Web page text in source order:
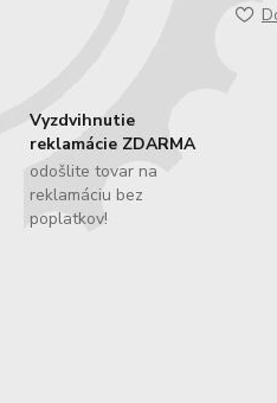
Vyzdvihnutie
reklamácie ZDARMA
odošlite tovar na
reklamáciu bez
poplatkov!